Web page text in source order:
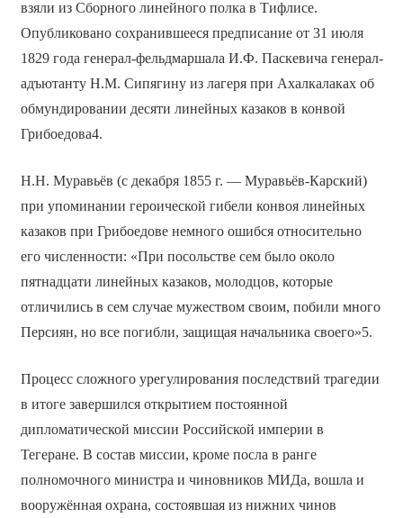
взяли из Сборного линейного полка в Тифлисе.
Опубликовано сохранившееся предписание от 31 июля
1829 года генерал-фельдмаршала И.Ф. Паскевича генерал-
адъютанту Н.М. Сипягину из лагеря при Ахалкалаках об
обмундировании десяти линейных казаков в конвой
Грибоедова4.
Н.Н. Муравьёв (с декабря 1855 г. — Муравьёв-Карский)
при упоминании героической гибели конвоя линейных
казаков при Грибоедове немного ошибся относительно
его численности: «При посольстве сем было около
пятнадцати линейных казаков, молодцов, которые
отличились в сем случае мужеством своим, побили много
Персиян, но все погибли, защищая начальника своего»5.
Процесс сложного урегулирования последствий трагедии
в итоге завершился открытием постоянной
дипломатической миссии Российской империи в
Тегеране. В состав миссии, кроме посла в ранге
полномочного министра и чиновников МИДа, вошла и
вооружённая охрана, состоявшая из нижних чинов